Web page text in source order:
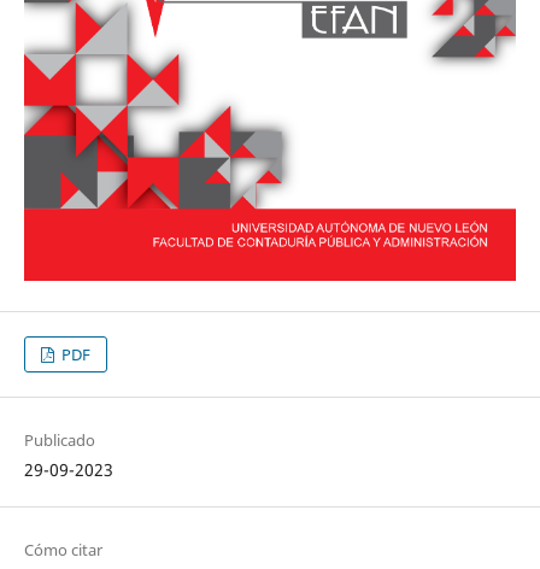
PDF
Publicado
29-09-2023
Cómo citar